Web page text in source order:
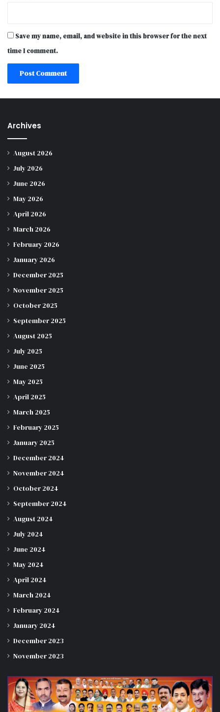
Save my name, email, and website in this browser for the next
time I comment.
Archives
August 2026
July 2026
June 2026
May 2026
April 2026
March 2026
February 2026
January 2026
December 2025
November 2025
October 2025
September 2025
August 2025
July 2025
June 2025
May 2025
April 2025
March 2025
February 2025
January 2025
December 2024
November 2024
October 2024
September 2024
August 2024
July 2024
June 2024
May 2024
April 2024
March 2024
February 2024
January 2024
December 2023
November 2023